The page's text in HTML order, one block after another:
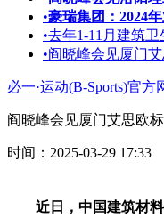
•豪瑞集团：2024
•去年1-11月建筑
•阎晓峰会见厦门
必一·运动(B-Sports)官方
阎晓峰会见厦门艾思欧
时间：2025-03-29 17:33
近日，中国建筑材料